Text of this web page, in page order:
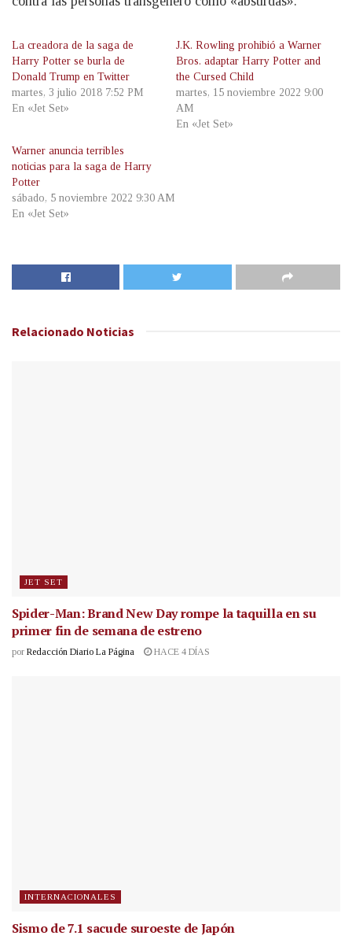
La creadora de la saga de
Harry Potter se burla de
Donald Trump en Twitter
martes, 3 julio 2018 7:52 PM
En «Jet Set»
J.K. Rowling prohibió a Warner
Bros. adaptar Harry Potter and
the Cursed Child
martes, 15 noviembre 2022 9:00
AM
En «Jet Set»
Warner anuncia terribles
noticias para la saga de Harry
Potter
sábado, 5 noviembre 2022 9:30 AM
En «Jet Set»
Relacionado Noticias
JET SET
Spider-Man: Brand New Day rompe la taquilla en su
primer fin de semana de estreno
por Redacción Diario La Página HACE 4 DÍAS
INTERNACIONALES
Sismo de 7.1 sacude suroeste de Japón